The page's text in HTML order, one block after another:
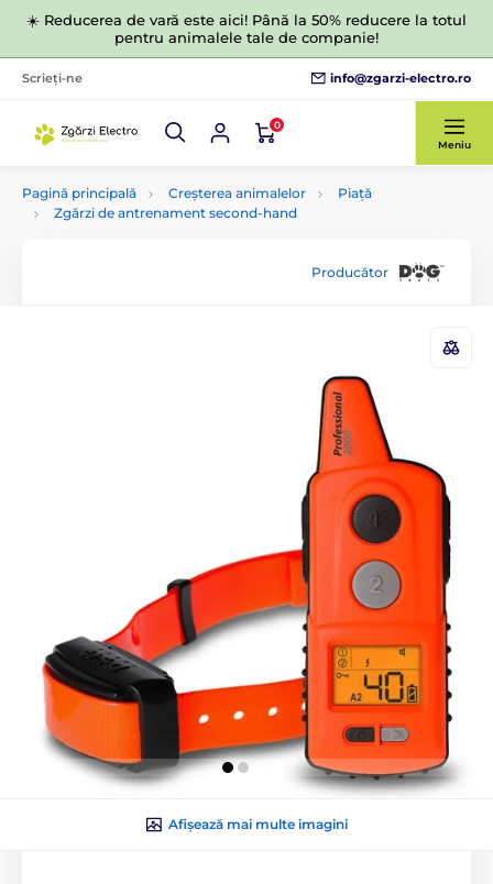
☀️ Reducerea de vară este aici! Până la 50% reducere la totul
pentru animalele tale de companie!
Scrieți-ne info@zgarzi-electro.ro
0
Meniu
Pagină principală Creșterea animalelor
Piață
Zgărzi de antrenament second-hand
Producător
Afișează mai multe imagini